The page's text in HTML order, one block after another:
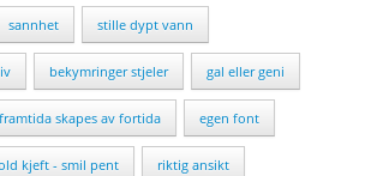
sannhet stille dypt vann
bekymringer stjeler gal eller geni
framtida skapes av fortida egen font
kjeft - smil pent riktig ansikt